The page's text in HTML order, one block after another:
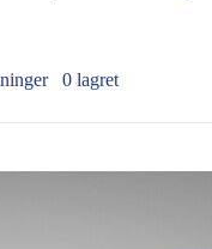
0 lagret